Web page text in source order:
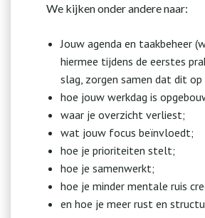
We kijken onder andere naar:
Jouw agenda en taakbeheer
hiermee tijdens de eerstes
slag, zorgen samen dat dit
hoe jouw werkdag is
waar je overzicht verliest;
wat jouw focus beïnvloedt;
hoe je prioriteiten stelt;
hoe je samenwerkt;
hoe je minder mentale ruis
en hoe je meer rust en